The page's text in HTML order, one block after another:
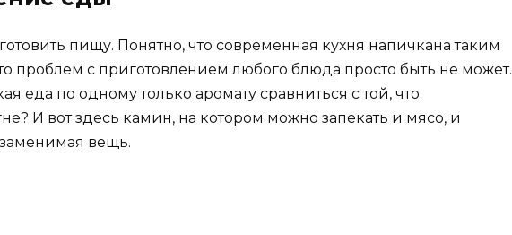
пищу. Понятно, что современная кухня напичкана таким
проблем с приготовлением любого блюда просто быть не может.
еда по одному только аромату сравниться с той, что
И вот здесь камин, на котором можно запекать и мясо, и
вещь.